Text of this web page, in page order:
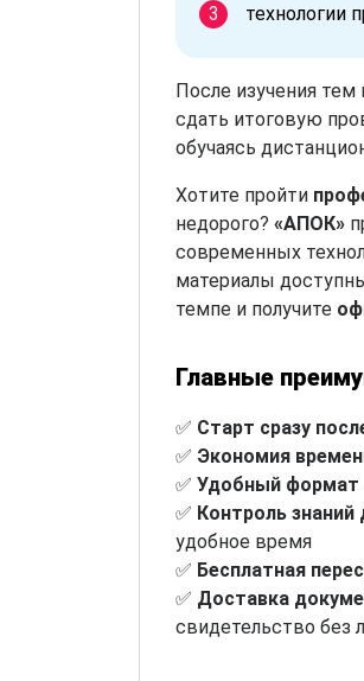
технологии
После изучения
сдать итоговую
обучаясь
Хотите пройти
недорого? «АПОК»
современных
материалы
темпе и получите
Главные
✅ Старт сразу
✅ Экономия
✅ Удобный формат
✅ Контроль знаний
удобное время
✅ Бесплатная
✅ Доставка
свидетельство без